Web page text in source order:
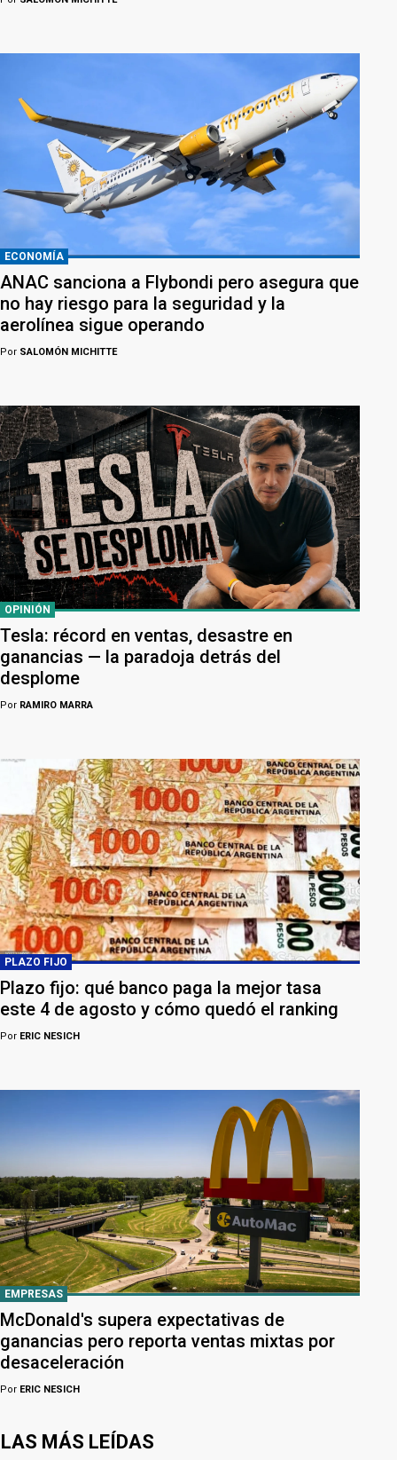
ECONOMÍA
ANAC sanciona a Flybondi pero asegura que
no hay riesgo para la seguridad y la
aerolínea sigue operando
Por SALOMÓN MICHITTE
OPINIÓN
Tesla: récord en ventas, desastre en
ganancias — la paradoja detrás del
desplome
Por RAMIRO MARRA
PLAZO FIJO
Plazo fijo: qué banco paga la mejor tasa
este 4 de agosto y cómo quedó el ranking
Por ERIC NESICH
EMPRESAS
McDonald's supera expectativas de
ganancias pero reporta ventas mixtas por
desaceleración
Por ERIC NESICH
LAS MÁS LEÍDAS